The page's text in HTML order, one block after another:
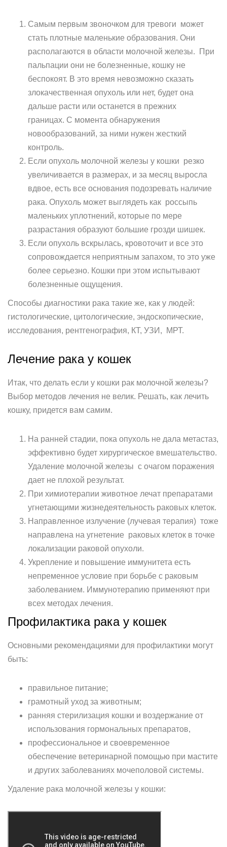
Самым первым звоночком для тревоги может
стать плотные маленькие образования. Они
располагаются в области молочной железы. При
пальпации они не болезненные, кошку не
беспокоят. В это время невозможно сказать
злокачественная опухоль или нет, будет она
дальше расти или останется в прежних
границах. С момента обнаружения
новообразований, за ними нужен жесткий
контроль.
Если опухоль молочной железы у кошки резко
увеличивается в размерах, и за месяц выросла
вдвое, есть все основания подозревать наличие
рака. Опухоль может выглядеть как россыпь
маленьких уплотнений, которые по мере
разрастания образуют большие грозди шишек.
Если опухоль вскрылась, кровоточит и все это
сопровождается неприятным запахом, то это уже
более серьезно. Кошки при этом испытывают
болезненные ощущения.
Способы диагностики рака такие же, как у людей:
гистологические, цитологические, эндоскопические,
исследования, рентгенография, КТ, УЗИ, МРТ.
Лечение рака у кошек
Итак, что делать если у кошки рак молочной железы?
Выбор методов лечения не велик. Решать, как лечить
кошку, придется вам самим.
На ранней стадии, пока опухоль не дала метастаз,
эффективно будет хирургическое вмешательство.
Удаление молочной железы с очагом поражения
дает не плохой результат.
При химиотерапии животное лечат препаратами
угнетающими жизнедеятельность раковых клеток.
Направленное излучение (лучевая терапия) тоже
направлена на угнетение раковых клеток в точке
локализации раковой опухоли.
Укрепление и повышение иммунитета есть
непременное условие при борьбе с раковым
заболеванием. Иммунотерапию применяют при
всех методах лечения.
Профилактика рака у кошек
Основными рекомендациями для профилактики могут
быть:
правильное питание;
грамотный уход за животным;
ранняя стерилизация кошки и воздержание от
использования гормональных препаратов,
профессиональное и своевременное
обеспечение ветеринарной помощью при мастите
и других заболеваниях мочеполовой системы.
Удаление рака молочной железы у кошки: